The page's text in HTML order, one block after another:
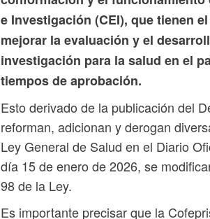
e Investigación (CEI), que tienen
mejorar la evaluación y el
investigación para la salud en el
tiempos de aprobación.
Esto derivado de la publicación del
reforman, adicionan y derogan
Ley General de Salud en el Diario
día 15 de enero de 2026, se
98 de la Ley.
Es importante precisar que la